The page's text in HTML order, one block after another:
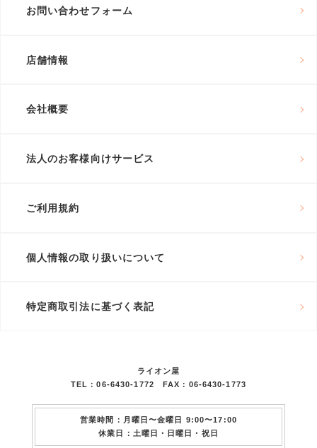
お問い合わせフォーム
店舗情報
会社概要
法人のお客様向けサービス
ご利用規約
個人情報の取り扱いについて
特定商取引法に基づく表記
ライオン屋
TEL：06-6430-1772 FAX：06-6430-1773
営業時間：月曜日〜金曜日 9:00〜17:00
休業日：土曜日・日曜日・祝日